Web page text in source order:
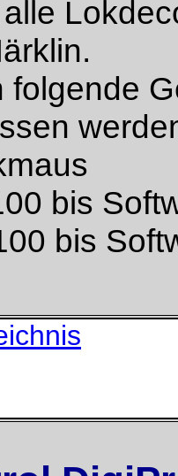
folgende
bis
bis